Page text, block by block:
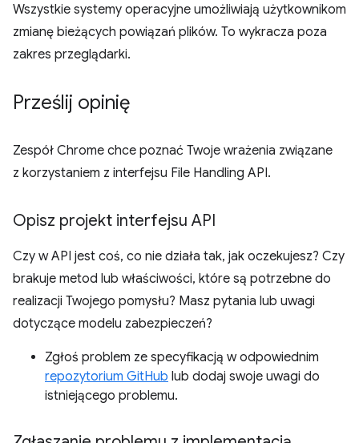
Wszystkie systemy operacyjne umożliwiają użytkownikom
zmianę bieżących powiązań plików. To wykracza poza
zakres przeglądarki.
Prześlij opinię
Zespół Chrome chce poznać Twoje wrażenia związane
z korzystaniem z interfejsu File Handling API.
Opisz projekt interfejsu API
Czy w API jest coś, co nie działa tak, jak oczekujesz? Czy
brakuje metod lub właściwości, które są potrzebne do
realizacji Twojego pomysłu? Masz pytania lub uwagi
dotyczące modelu zabezpieczeń?
Zgłoś problem ze specyfikacją w odpowiednim
repozytorium GitHub lub dodaj swoje uwagi do
istniejącego problemu.